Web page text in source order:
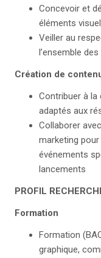
Concevoir et
éléments
Veiller au
l’ensemble
Création de
Contribuer à
adaptés aux
Collaborer
marketing
événements
lancements
PROFIL
Formation
Formation
graphique,